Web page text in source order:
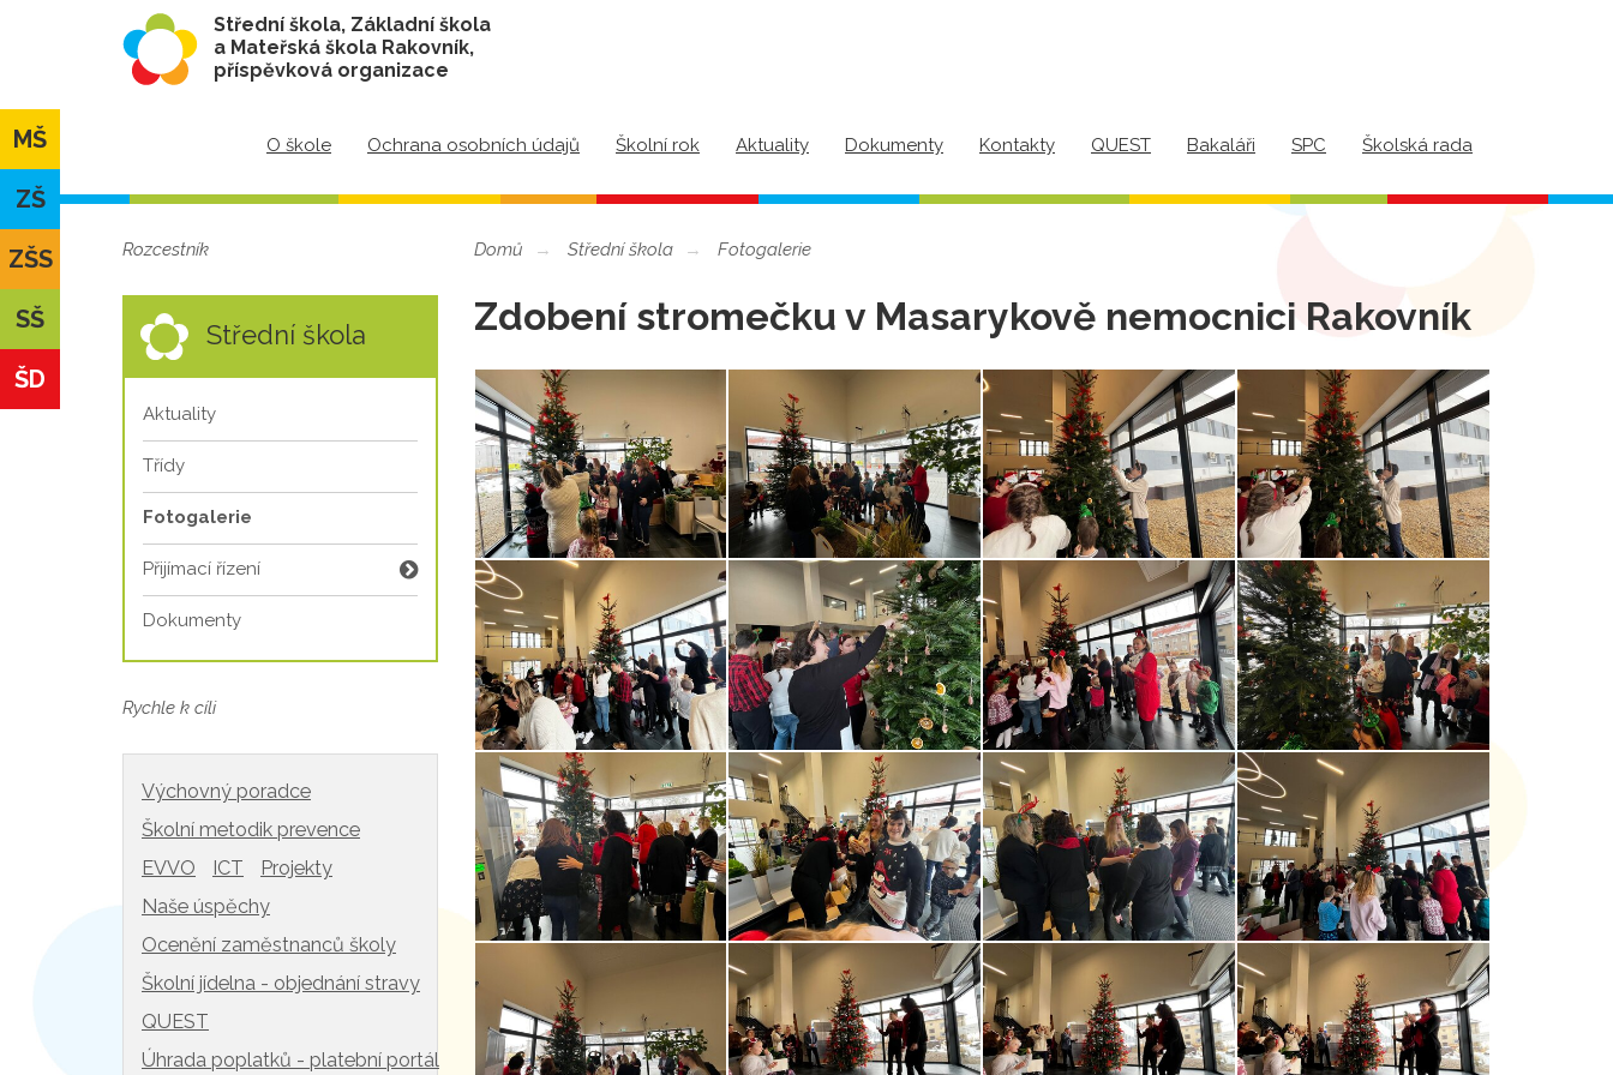
Střední škola, Základní škola
a Mateřská škola Rakovník,
příspěvková organizace
O škole Ochrana osobních údajů Školní rok Aktuality Dokumenty Kontakty QUEST Bakaláři SPC Školská rada
MŠ
ZŠ
ZŠS
SŠ
ŠD
Rozcestník
Střední škola
Aktuality
Třídy
Fotogalerie
Přijímací řízení
Dokumenty
Rychle k cíli
Výchovný poradce
Školní metodik prevence
EVVO
ICT
Projekty
Naše úspěchy
Ocenění zaměstnanců školy
Školní jídelna - objednání stravy
QUEST
Úhrada poplatků - platební portál
Domů Střední škola Fotogalerie
Zdobení stromečku v Masarykově nemocnici Rakovník